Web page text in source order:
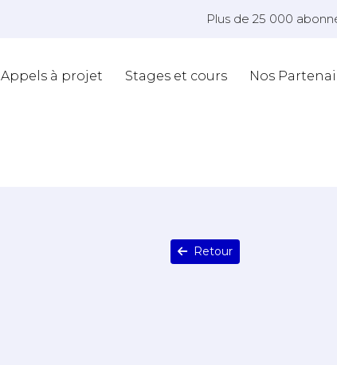
Plus de 25 000
Appels à projet Stages et cours Nos
Retour